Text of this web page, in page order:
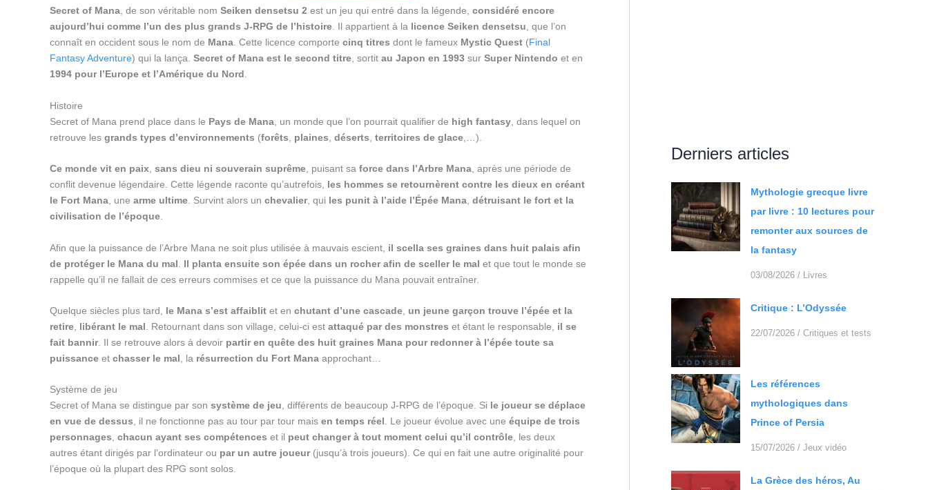
Secret of Mana, de son véritable nom Seiken densetsu 2 est un jeu qui entré dans la légende, considéré encore
aujourd’hui comme l’un des plus grands J-RPG de l’histoire. Il appartient à la licence Seiken densetsu, que l’on
connaît en occident sous le nom de Mana. Cette licence comporte cinq titres dont le fameux Mystic Quest (Final
Fantasy Adventure) qui la lança. Secret of Mana est le second titre, sortit au Japon en 1993 sur Super Nintendo et en
1994 pour l’Europe et l’Amérique du Nord.
Histoire
Secret of Mana prend place dans le Pays de Mana , un monde que l’on pourrait qualifier de high fantasy , dans lequel on
retrouve les grands types d’environnements (forêts plaines déserts territoires de glace ,…).
Ce monde vit en paix sans dieu ni souverain suprême , puisant sa force dans l’Arbre Mana , après une période de
conflit devenue légendaire. Cette légende raconte qu’autrefois, les hommes se retournèrent contre les dieux en créant
le Fort Mana , une arme ultime . Survint alors un chevalier, qui les punit à l’aide l’Épée Mana détruisant le fort et la
civilisation de l’époque
Afin que la puissance de l’Arbre Mana ne soit plus utilisée à mauvais escient, il scella ses graines dans huit palais afin
de protéger le Mana du mal
Il planta ensuite son épée dans un rocher afin de sceller le mal et que tout le monde se
rappelle qu’il ne fallait de ces erreurs commises et ce que la puissance du Mana pouvait entraîner.
Quelque siècles plus tard, le Mana s’est affaiblit et en chutant d’une cascade un jeune garçon trouve l’épée et la
retire libérant le mal . Retournant dans son village, celui-ci est attaqué par des monstres et étant le responsable, il se
fait bannir. Il se retrouve alors à devoir partir en quête des huit graines Mana pour redonner à l’épée toute sa
puissance et chasser le mal , la résurrection du Fort Mana approchant…
Système de jeu
Secret of Mana se distingue par son système de jeu, différents de beaucoup J-RPG de l’époque. Si le joueur se déplace
en vue de dessus, il ne fonctionne pas au tour par tour mais en temps réel. Le joueur évolue avec une équipe de trois
personnages, chacun ayant ses compétences et il peut changer à tout moment celui qu’il contrôle, les deux
autres étant dirigés par l’ordinateur ou par un autre joueur(jusqu’à trois joueurs). Ce qui en fait une autre originalité pour
l’époque où la plupart des RPG sont solos.
Derniers articles
Mythologie grecque livre
par livre : 10 lectures pour
remonter aux sources de
la fantasy
03/08/2026 / Livres
Critique : L’Odyssée
22/07/2026 / Critiques et tests
Les références
mythologiques dans
Prince of Persia
15/07/2026 / Jeux vidéo
La Grèce des héros, Au